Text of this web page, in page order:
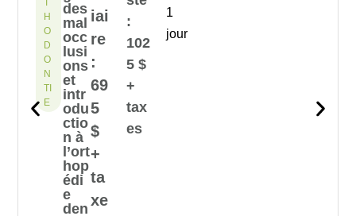
T
H
O
D
O
N
TI
E
des
mal
occ
lusi
ons
et
intr
odu
ctio
n à
l’ort
hop
édi
e
den
iai
re
:
69
5
$
+
ta
xe
:
102
5 $
+
tax
es
1
jour